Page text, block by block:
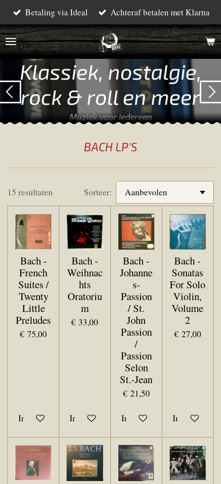
Ga
direct
naar
hoofdinhoud
Betaling via Ideal Achteraf betalen met Klarna
Klassiek, nostalgie,
rock & roll en meer
Muziek voor iedereen
BACH LP'S
15 resultaten Sorteer:
Bach -
French
Suites /
Twenty
Little
Preludes
€ 75,00
In winkelwagen
Bach -
Weihnac
hts
Oratoriu
m
€ 33,00
In winkelwagen
Bach -
Johanne
s-
Passion
/ St.
John
Passion
/
Passion
Selon
St.-Jean
€ 21,50
In winkelwagen
Bach -
Sonatas
For Solo
Violin,
Volume
2
€ 27,00
In